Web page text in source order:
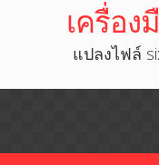
เครื่อง
แปลงไฟล์